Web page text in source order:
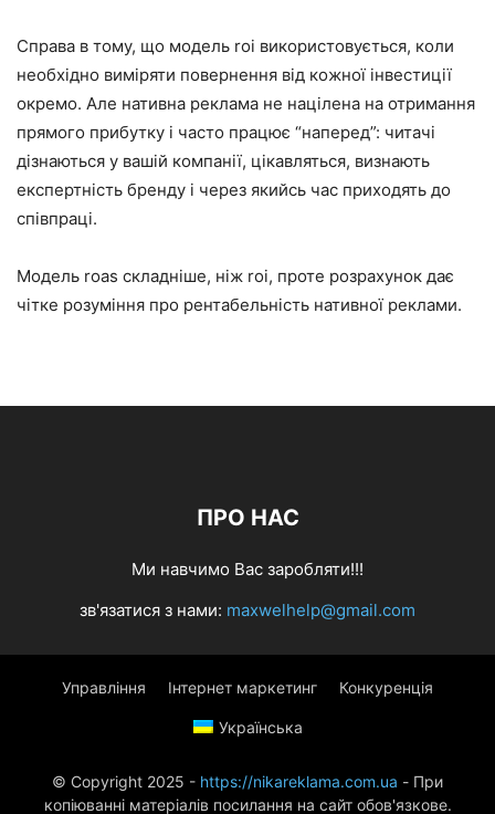
Справа в тому, що модель roi використовується, коли
необхідно виміряти повернення від кожної інвестиції
окремо. Але нативна реклама не націлена на отримання
прямого прибутку і часто працює “наперед”: читачі
дізнаються у вашій компанії, цікавляться, визнають
експертність бренду і через якийсь час приходять до
співпраці.
Модель roas складніше, ніж roi, проте розрахунок дає
чітке розуміння про рентабельність нативної реклами.
ПРО НАС
Ми навчимо Вас заробляти!!!
зв'язатися з нами: maxwelhelp@gmail.com
Управління Інтернет маркетинг Конкуренція
Українська
© Copyright 2025 - https://nikareklama.com.ua - При
копіюванні матеріалів посилання на сайт обов'язкове.